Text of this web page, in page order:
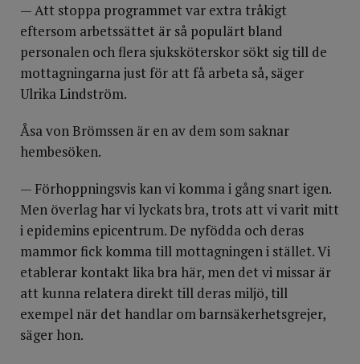
— Att stoppa programmet var extra tråkigt
eftersom arbetssättet är så populärt bland
personalen och flera sjuksköterskor sökt sig till de
mottagningarna just för att få arbeta så, säger
Ulrika Lindström.
Åsa von Brömssen är en av dem som saknar
hembesöken.
— Förhoppningsvis kan vi komma i gång snart igen.
Men överlag har vi lyckats bra, trots att vi varit mitt
i epidemins epicentrum. De nyfödda och deras
mammor fick komma till mottagningen i stället. Vi
etablerar kontakt lika bra här, men det vi missar är
att kunna relatera direkt till deras miljö, till
exempel när det handlar om barnsäkerhetsgrejer,
säger hon.